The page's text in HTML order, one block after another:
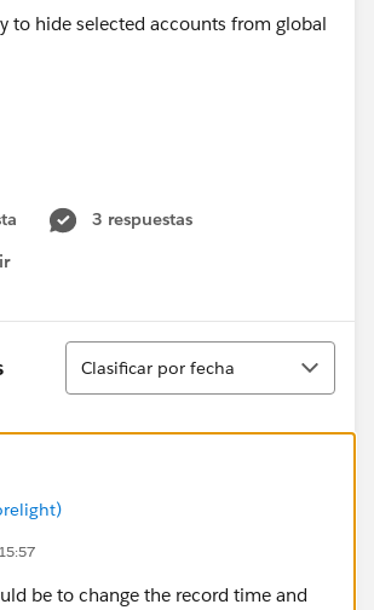
to hide selected accounts from global
3 respuestas
Ordenar
Clasificar por fecha
be to change the record time and